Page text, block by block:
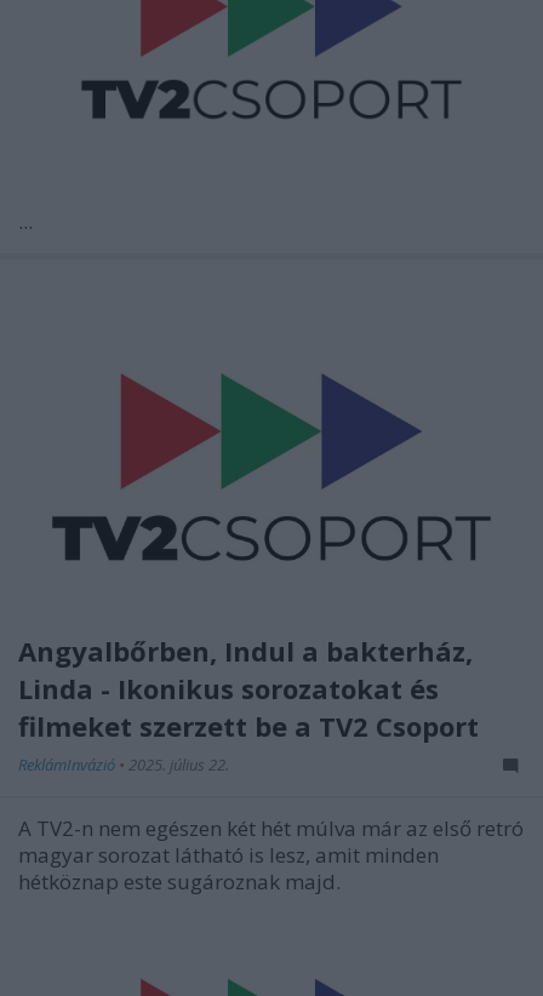
...
Angyalbőrben, Indul a bakterház,
Linda - Ikonikus sorozatokat és
filmeket szerzett be a TV2 Csoport
ReklámInvázió • 2025. július 22.
A TV2-n nem egészen két hét múlva már az első retró
magyar sorozat látható is lesz, amit minden
hétköznap este sugároznak majd.